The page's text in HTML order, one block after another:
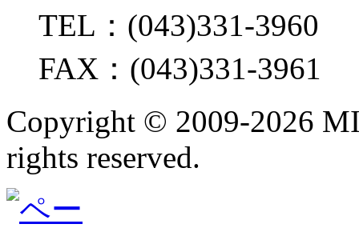
TEL：(043)331-3960
FAX：(043)331-3961
Copyright © 2009-2026
rights reserved.